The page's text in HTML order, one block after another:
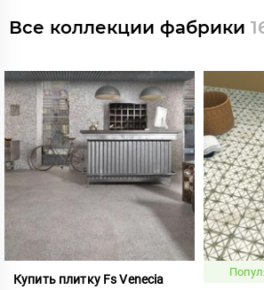
Все коллекции фабрики
Купить плитку Fs Venecia